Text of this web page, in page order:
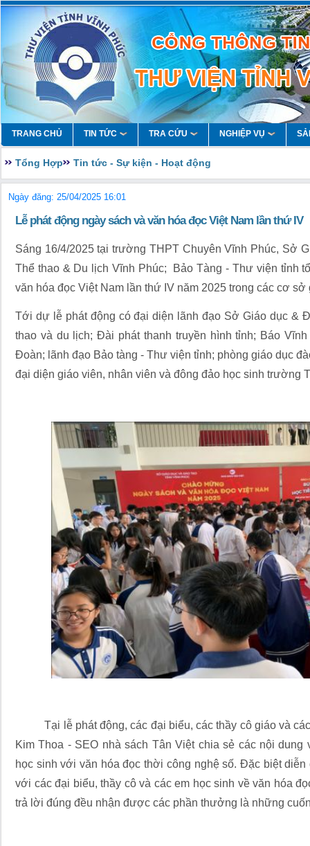
TRANG CHỦ TIN TỨC TRA CỨU NGHIỆP VỤ
Tổng Hợp Tin tức - Sự kiện - Hoạt động
Ngày đăng: 25/04/2025 16:01
Lễ phát động ngày sách và văn hóa đọc Việt Nam lần thứ IV
Sáng 16/4/2025 tại trường THPT Chuyên Vĩnh Phúc, Sở
Thể thao & Du lịch Vĩnh Phúc; Bảo Tàng - Thư viện tỉnh
văn hóa đọc Việt Nam lần thứ IV năm 2025 trong các cơ sở
Tới dự lễ phát động có đại diện lãnh đạo Sở Giáo dục &
thao và du lịch; Đài phát thanh truyền hình tỉnh; Báo
Đoàn; lãnh đạo Bảo tàng - Thư viện tỉnh; phòng giáo dục
đại diện giáo viên, nhân viên và đông đảo học sinh trường
Tại lễ phát động, các đại biểu, các thầy cô giáo và
Kim Thoa - SEO nhà sách Tân Việt chia sẻ các nội
học sinh với văn hóa đọc thời công nghệ số. Đặc biệt
với các đại biểu, thầy cô và các em học sinh về văn hóa
trả lời đúng đều nhận được các phần thưởng là những